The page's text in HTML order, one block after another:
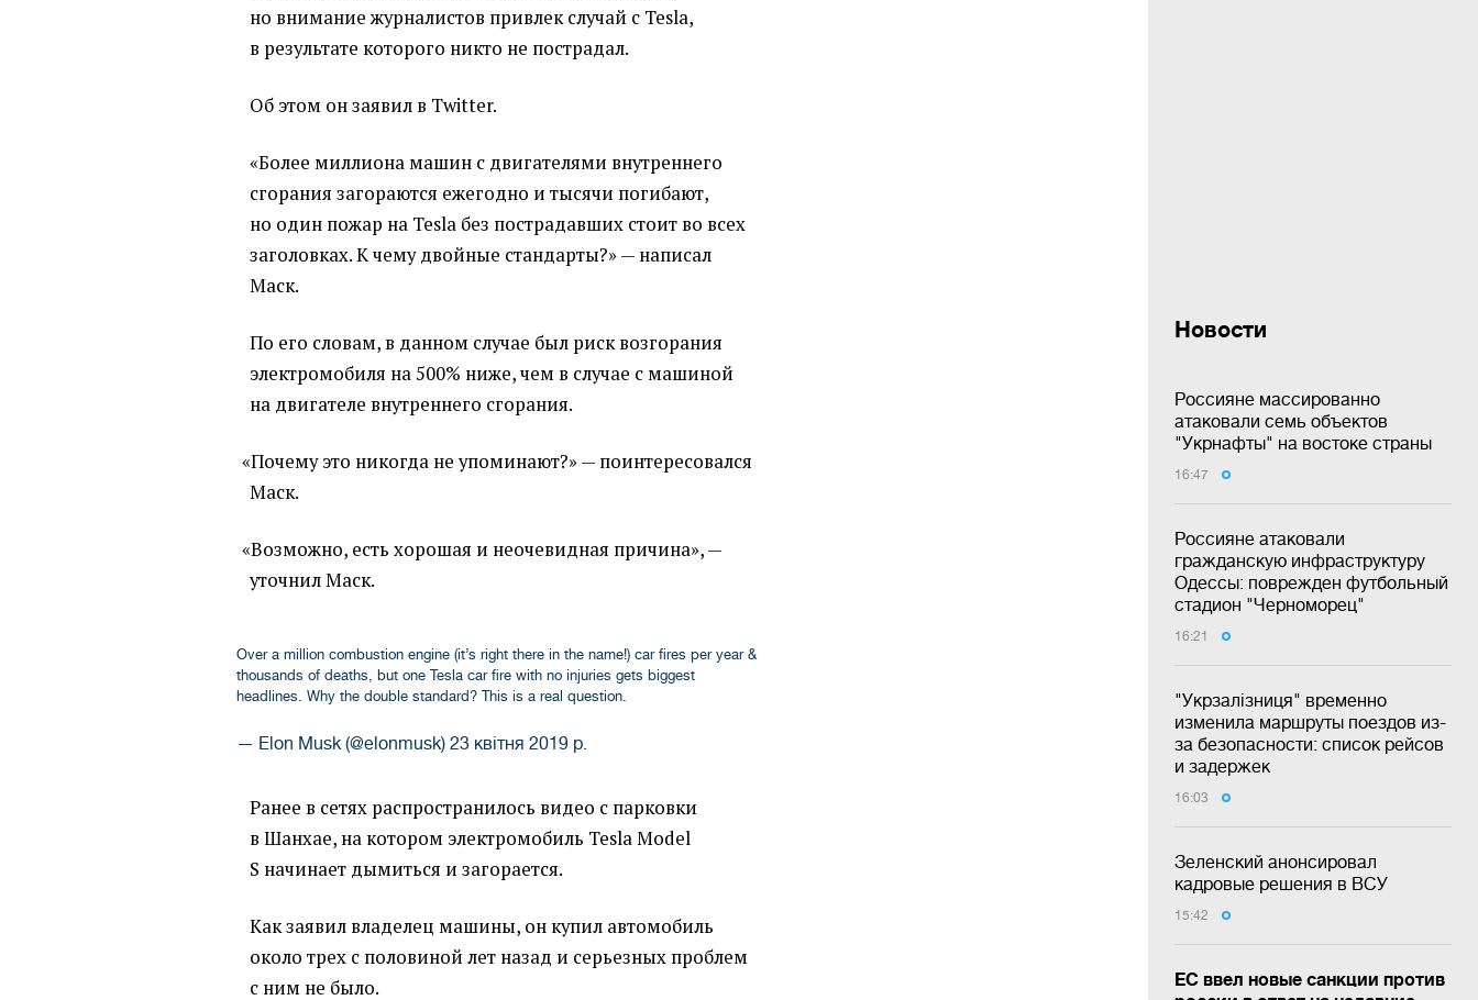
Новости
Россияне массированно
атаковали семь объектов
"Укрнафты" на востоке страны
16:47
Россияне атаковали
гражданскую инфраструктуру
Одессы: поврежден футбольный
стадион "Черноморец"
16:21
"Укрзалізниця" временно
изменила маршруты поездов из-
за безопасности: список рейсов
и задержек
16:03
Зеленский анонсировал
кадровые решения в ВСУ
15:42
ЕС ввел новые санкции против
но внимание журналистов привлек случай с Tesla,
в результате которого никто не пострадал.
Об этом он заявил в Twitter.
«Более миллиона машин с двигателями внутреннего
сгорания загораются ежегодно и тысячи погибают,
но один пожар на Tesla без пострадавших стоит во всех
заголовках. К чему двойные стандарты?» — написал
Маск.
По его словам, в данном случае был риск возгорания
электромобиля на 500% ниже, чем в случае с машиной
на двигателе внутреннего сгорания.
«Почему это никогда не упоминают?» — поинтересовался
Маск.
«Возможно, есть хорошая и неочевидная причина», —
уточнил Маск.
Over a million combustion engine (it’s right there in the name!) car fires per year &
thousands of deaths, but one Tesla car fire with no injuries gets biggest
headlines. Why the double standard? This is a real question.
— Elon Musk (@elonmusk)23 квітня 2019 р.
Ранее в сетях распространилось видео с парковки
в Шанхае, на котором электромобиль Tesla Model
S начинает дымиться и загорается.
Как заявил владелец машины, он купил автомобиль
около трех с половиной лет назад и серьезных проблем
с ним не было.